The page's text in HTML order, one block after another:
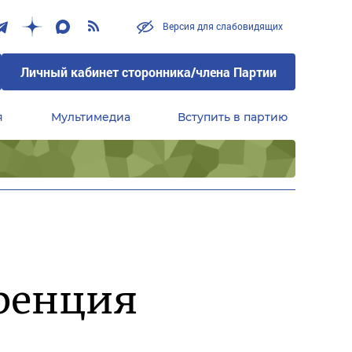
Версия для слабовидящих
Личный кабинет сторонника/члена Партии
Мультимедиа Вступить в партию